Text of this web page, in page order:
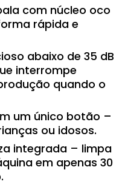
com núcleo oco
rápida e
abaixo de 35 dB
interrompe
quando o
um único botão –
ou idosos.
integrada – limpa
em apenas 30